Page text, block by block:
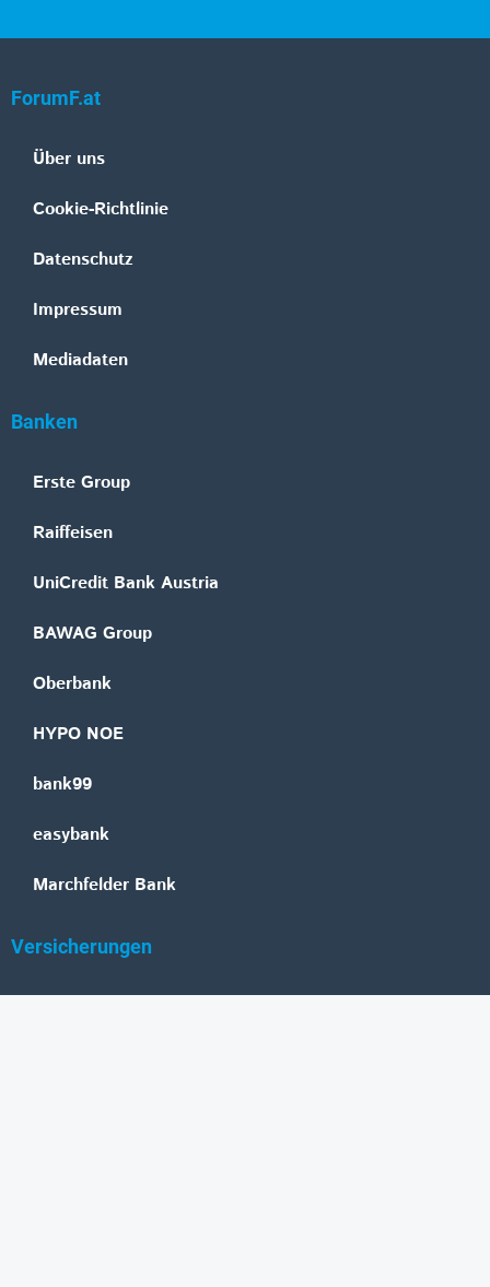
ForumF.at
Über uns
Cookie-Richtlinie
Datenschutz
Impressum
Mediadaten
Banken
Erste Group
Raiffeisen
UniCredit Bank Austria
BAWAG Group
Oberbank
HYPO NOE
bank99
easybank
Marchfelder Bank
Versicherungen